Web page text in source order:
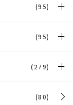
(95)
(95)
(279)
(80)